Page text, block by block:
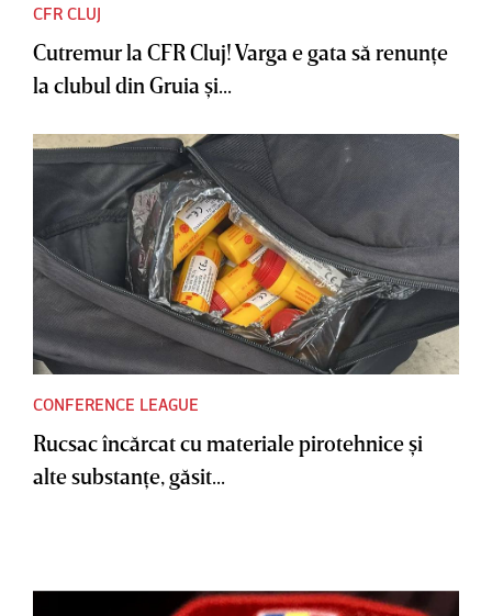
CFR CLUJ
Cutremur la CFR Cluj! Varga e gata să renunţe
la clubul din Gruia şi...
CONFERENCE LEAGUE
Rucsac încărcat cu materiale pirotehnice şi
alte substanţe, găsit...